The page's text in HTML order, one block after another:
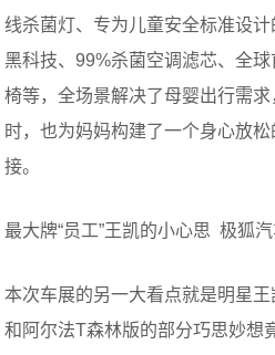
线杀菌灯、专为儿童安全标准设
黑科技、99%杀菌空调滤芯、全
椅等，全场景解决了母婴出行需
时，也为妈妈构建了一个身心放
接。
最大牌“员工”王凯的小心思 极狐
本次车展的另一大看点就是明星
和阿尔法T森林版的部分巧思妙想